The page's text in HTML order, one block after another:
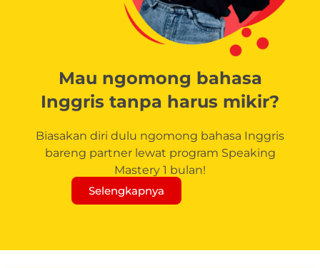
Mau ngomong bahasa
Inggris tanpa harus mikir?
Biasakan diri dulu ngomong bahasa Inggris
bareng partner lewat program Speaking
Mastery 1 bulan!
Selengkapnya